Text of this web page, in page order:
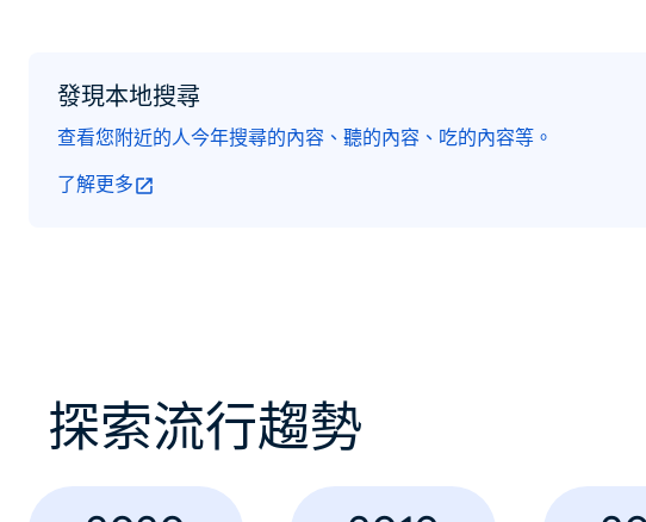
發現本地搜尋
查看您附近的人今年搜尋的內容、聽的內容、吃的內容等。
了解更多
探索流行趨勢